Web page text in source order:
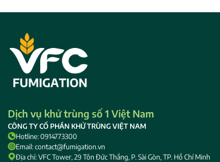
Dịch vụ khử trùng số 1 Việt Nam
CÔNG TY CỔ PHẦN KHỬ TRÙNG VIỆT NAM
Hotline: 0914773300
Email: contact@fumigation.vn
Địa chỉ: VFC Tower, 29 Tôn Đức Thắng, P. Sài Gòn, TP. Hồ Chí Minh